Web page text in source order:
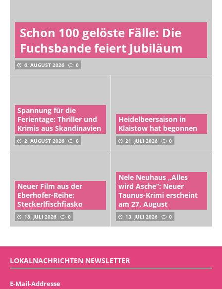
Schon 100 gelöste Fälle: Die
Fuchsbande feiert Jubiläum
6. AUGUST 2026 0
Spannung für die
Ferientage: Thriller und
Krimis aus Skandinavien
2. AUGUST 2026 0
Heidelbeersaison in
Klaistow hat begonnen
21. JULI 2026 0
Neuer Film aus der
Eberhofer-Reihe:
Steckerlfischfiasko
18. JULI 2026 0
Nele Neuhaus „Alles
wird Asche“: Neuer
Taunus-Krimi erscheint
am 27. August
13. JULI 2026 0
LOKALNACHRICHTEN NEWSLETTER
E-Mail-Addresse